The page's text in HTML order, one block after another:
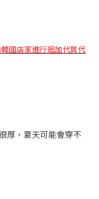
國店家進行追加代買代
厚，夏天可能會穿不